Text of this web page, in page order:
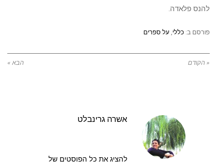
להנס פלאדה.
פורסם ב: כללי, על ספרים
« הקודם הבא »
אשרה גרינבלט
להציג את כל הפוסטים של